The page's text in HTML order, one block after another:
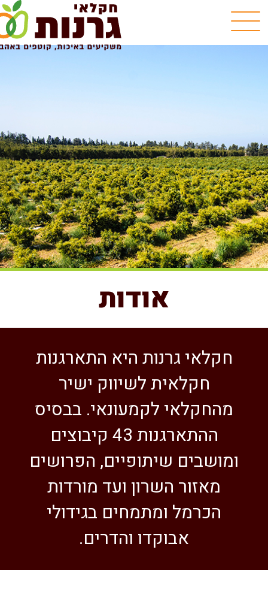
אודות
חקלאי גרנות היא התארגנות
חקלאית לשיווק ישיר
מהחקלאי לקמעונאי. בבסיס
ההתארגנות 43 קיבוצים
ומושבים שיתופיים, הפרושים
מאזור השרון ועד מורדות
הכרמל ומתמחים בגידולי
אבוקדו והדרים.